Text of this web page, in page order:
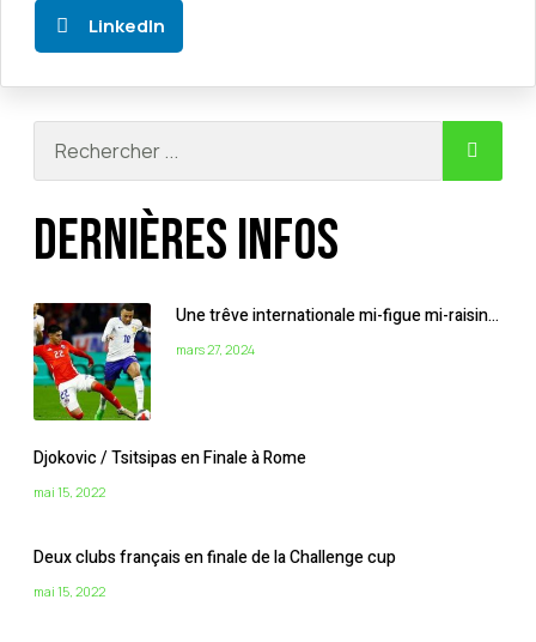
LinkedIn
Dernières infos
Une trêve internationale mi-figue mi-raisin…
mars 27, 2024
Djokovic / Tsitsipas en Finale à Rome
mai 15, 2022
Deux clubs français en finale de la Challenge cup
mai 15, 2022